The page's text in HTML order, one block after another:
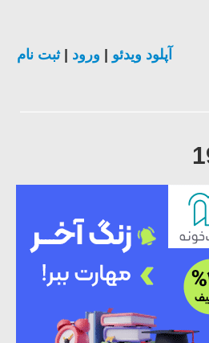
آپلود ویدئو ورود |ثبت نام